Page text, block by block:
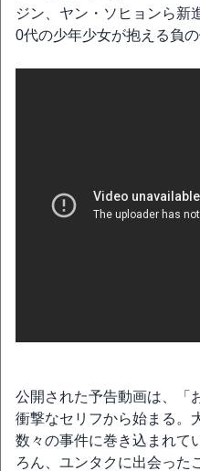
ジン、ヤン・ソヒョンら新
0代の少年少女が抱える負の
公開された予告動画は、「
衝撃なセリフから始まる。
数々の事件に巻き込まれて
ろん、ユンタクに出会った